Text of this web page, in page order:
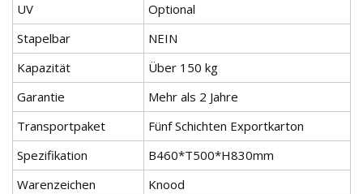
UV
Optional
Stapelbar
NEIN
Kapazität
Über 150 kg
Garantie
Mehr als 2 Jahre
Transportpaket
Fünf Schichten Exportkarton
Spezifikation
B460*T500*H830mm
Warenzeichen
Knood